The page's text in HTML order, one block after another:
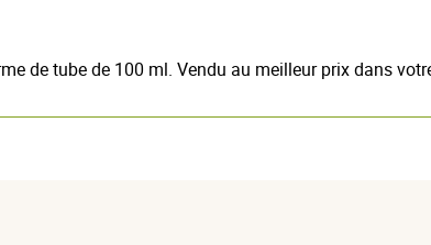
de tube de 100 ml. Vendu au meilleur prix dans